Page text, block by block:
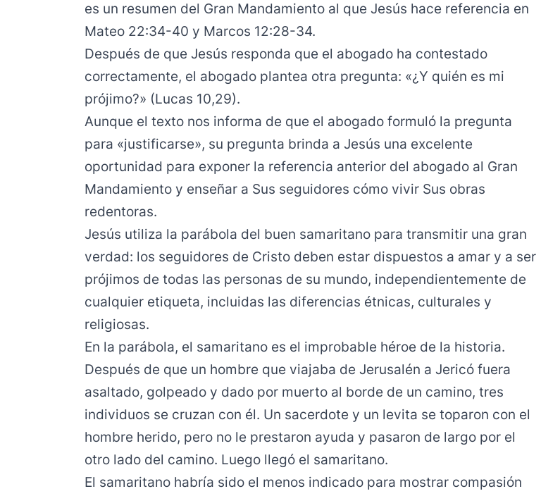
es un resumen del Gran Mandamiento al que Jesús hace referencia en
Mateo 22:34-40 y Marcos 12:28-34.
Después de que Jesús responda que el abogado ha contestado
correctamente, el abogado plantea otra pregunta: «¿Y quién es mi
prójimo?» (Lucas 10,29).
Aunque el texto nos informa de que el abogado formuló la pregunta
para «justificarse», su pregunta brinda a Jesús una excelente
oportunidad para exponer la referencia anterior del abogado al Gran
Mandamiento y enseñar a Sus seguidores cómo vivir Sus obras
redentoras.
Jesús utiliza la parábola del buen samaritano para transmitir una gran
verdad: los seguidores de Cristo deben estar dispuestos a amar y a ser
prójimos de todas las personas de su mundo, independientemente de
cualquier etiqueta, incluidas las diferencias étnicas, culturales y
religiosas.
En la parábola, el samaritano es el improbable héroe de la historia.
Después de que un hombre que viajaba de Jerusalén a Jericó fuera
asaltado, golpeado y dado por muerto al borde de un camino, tres
individuos se cruzan con él. Un sacerdote y un levita se toparon con el
hombre herido, pero no le prestaron ayuda y pasaron de largo por el
otro lado del camino. Luego llegó el samaritano.
El samaritano habría sido el menos indicado para mostrar compasión